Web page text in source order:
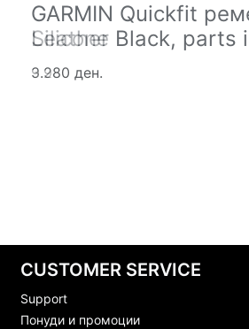
GARMIN Quickfit
Leather Black, parts
9.280 ден.
GARMIN Quickfit
Silicone Black, parts
3.980 ден.
CUSTOMER SERVICE
Support
Понуди и промоции